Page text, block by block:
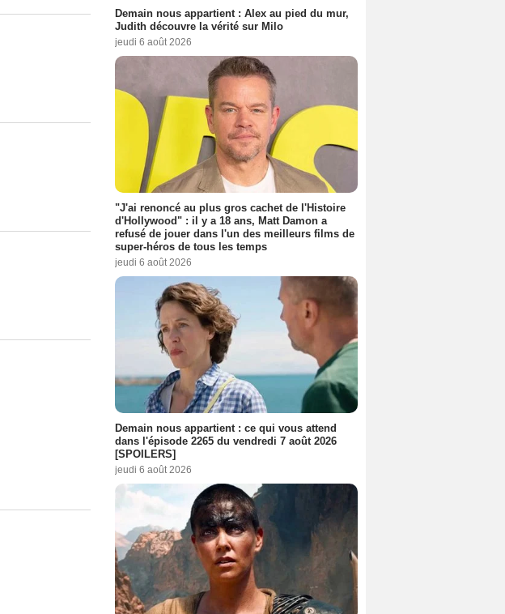
Demain nous appartient : Alex au pied du mur,
Judith découvre la vérité sur Milo
jeudi 6 août 2026
"J'ai renoncé au plus gros cachet de l'Histoire
d'Hollywood" : il y a 18 ans, Matt Damon a
refusé de jouer dans l'un des meilleurs films de
super-héros de tous les temps
jeudi 6 août 2026
Demain nous appartient : ce qui vous attend
dans l'épisode 2265 du vendredi 7 août 2026
[SPOILERS]
jeudi 6 août 2026